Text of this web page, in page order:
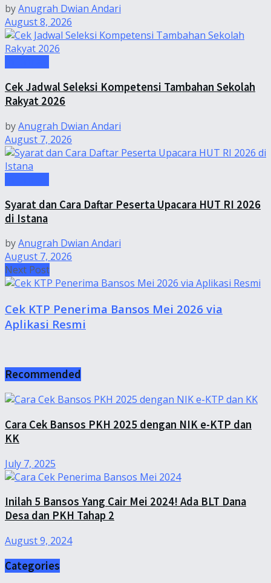
byAnugrah Dwian Andari
August 8, 2026
Cek Jadwal Seleksi Kompetensi Tambahan Sekolah
Rakyat 2026
byAnugrah Dwian Andari
August 7, 2026
Syarat dan Cara Daftar Peserta Upacara HUT RI 2026
di Istana
byAnugrah Dwian Andari
August 7, 2026
Next Post
Cek KTP Penerima Bansos Mei 2026 via
Aplikasi Resmi
Recommended
Cara Cek Bansos PKH 2025 dengan NIK e-KTP dan
KK
July 7, 2025
Inilah 5 Bansos Yang Cair Mei 2024! Ada BLT Dana
Desa dan PKH Tahap 2
August 9, 2024
Categories